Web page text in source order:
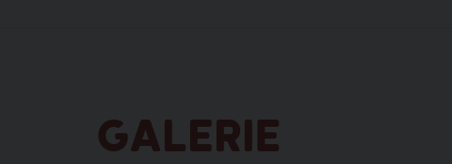
GALERIE